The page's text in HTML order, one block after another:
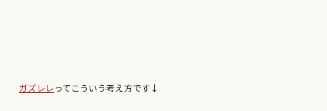
ガズレレってこういう考え方です↓